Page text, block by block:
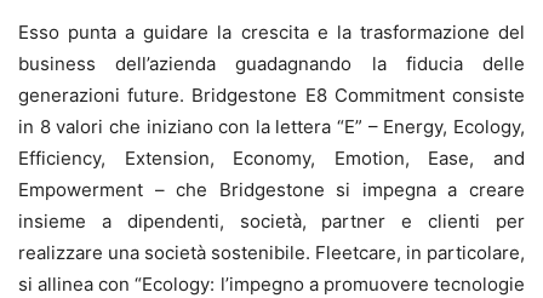
Esso punta a guidare la crescita e la trasformazione del
business dell’azienda guadagnando la fiducia delle
generazioni future. Bridgestone E8 Commitment consiste
in 8 valori che iniziano con la lettera “E” – Energy, Ecology,
Efficiency, Extension, Economy, Emotion, Ease, and
Empowerment – che Bridgestone si impegna a creare
insieme a dipendenti, società, partner e clienti per
realizzare una società sostenibile. Fleetcare, in particolare,
si allinea con “Ecology: l’impegno a promuovere tecnologie